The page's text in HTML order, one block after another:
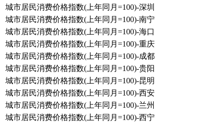
城市居民消费价格指数(上年同月=100)-深圳
城市居民消费价格指数(上年同月=100)-南宁
城市居民消费价格指数(上年同月=100)-海口
城市居民消费价格指数(上年同月=100)-重庆
城市居民消费价格指数(上年同月=100)-成都
城市居民消费价格指数(上年同月=100)-贵阳
城市居民消费价格指数(上年同月=100)-昆明
城市居民消费价格指数(上年同月=100)-西安
城市居民消费价格指数(上年同月=100)-兰州
城市居民消费价格指数(上年同月=100)-西宁